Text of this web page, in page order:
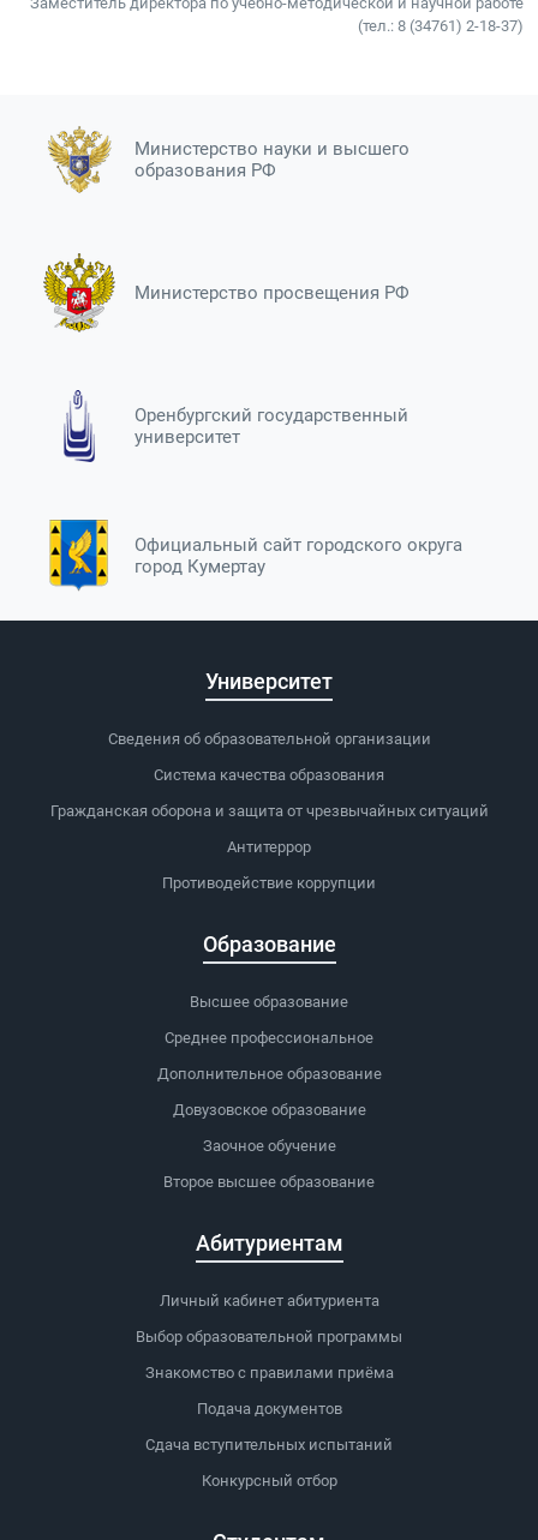
(тел.: 8 (34761) 2-18-37)
Министерство науки и высшего
образования РФ
Министерство просвещения РФ
Оренбургский государственный
университет
Официальный сайт городского округа
город Кумертау
Университет
Сведения об образовательной организации
Система качества образования
Гражданская оборона и защита от чрезвычайных ситуаций
Антитеррор
Противодействие коррупции
Образование
Высшее образование
Среднее профессиональное
Дополнительное образование
Довузовское образование
Заочное обучение
Второе высшее образование
Абитуриентам
Личный кабинет абитуриента
Выбор образовательной программы
Знакомство с правилами приёма
Подача документов
Сдача вступительных испытаний
Конкурсный отбор